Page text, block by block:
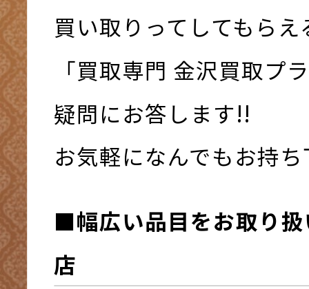
買い取りってしてもら
「買取専門 金沢買取プ
疑問にお答します!!
お気軽になんでもお持
■幅広い品目をお取り
店